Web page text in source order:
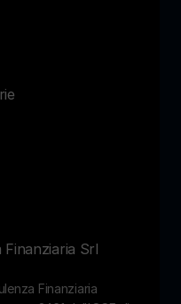
Finanziaria Srl
Finanziaria